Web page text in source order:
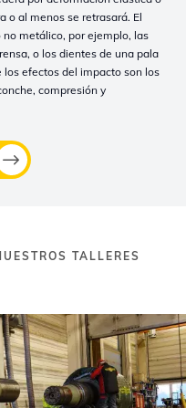
o al menos se retrasará. El
metálico, por ejemplo, las
o los dientes de una pala
efectos del impacto son los
compresión y
TALLERES